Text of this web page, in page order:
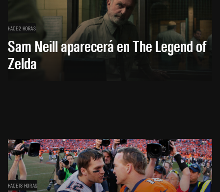
HACE 2 HORAS
Sam Neill aparecerá en The Legend of
Zelda
HACE 18 HORAS